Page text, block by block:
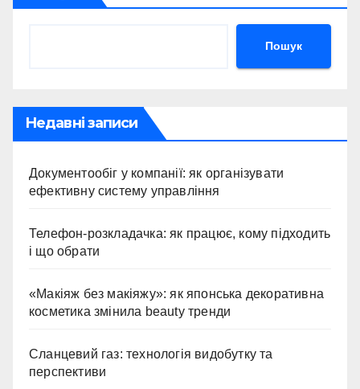
Пошук
Недавні записи
Документообіг у компанії: як організувати
ефективну систему управління
Телефон-розкладачка: як працює, кому підходить
і що обрати
«Макіяж без макіяжу»: як японська декоративна
косметика змінила beauty тренди
Сланцевий газ: технологія видобутку та
перспективи